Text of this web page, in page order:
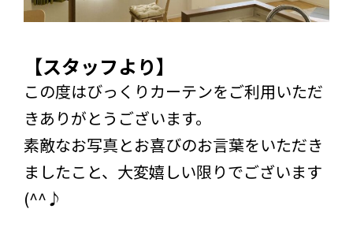
【スタッフより】
この度はびっくりカーテンをご利用いただ
きありがとうございます。
素敵なお写真とお喜びのお言葉をいただき
ましたこと、大変嬉しい限りでございます
(^^♪